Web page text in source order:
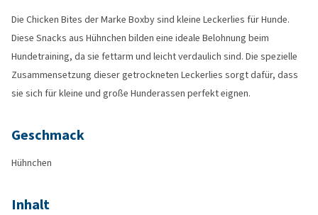
Die Chicken Bites der Marke Boxby sind kleine Leckerlies für Hunde.
Diese Snacks aus Hühnchen bilden eine ideale Belohnung beim
Hundetraining, da sie fettarm und leicht verdaulich sind. Die spezielle
Zusammensetzung dieser getrockneten Leckerlies sorgt dafür, dass
sie sich für kleine und große Hunderassen perfekt eignen.
Geschmack
Hühnchen
Inhalt